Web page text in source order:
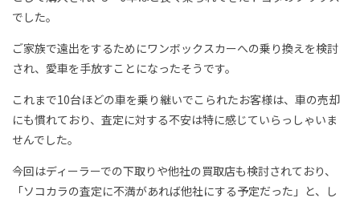
でした。
ご家族で遠出をするためにワンボックスカーへの乗り換えを検討
され、愛車を手放すことになったそうです。
これまで10台ほどの車を乗り継いでこられたお客様は、車の売却
にも慣れており、査定に対する不安は特に感じていらっしゃいま
せんでした。
今回はディーラーでの下取りや他社の買取店も検討されており、
「ソコカラの査定に不満があれば他社にする予定だった」と、し